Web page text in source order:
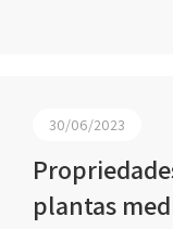
30/06/2023
plantas